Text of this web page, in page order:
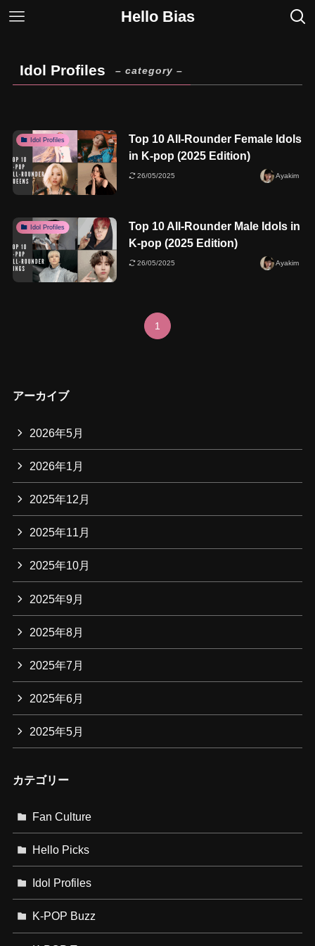
Hello Bias
Idol Profiles – category –
Idol Profiles
Top 10 All-Rounder Female Idols
in K-pop (2025 Edition)
26/05/2025 Ayakim
Idol Profiles
Top 10 All-Rounder Male Idols in
K-pop (2025 Edition)
26/05/2025 Ayakim
1
アーカイブ
2026年5月
2026年1月
2025年12月
2025年11月
2025年10月
2025年9月
2025年8月
2025年7月
2025年6月
2025年5月
カテゴリー
Fan Culture
Hello Picks
Idol Profiles
K-POP Buzz